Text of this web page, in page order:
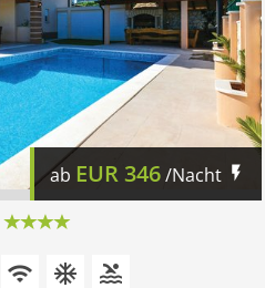
ab EUR346/Nacht